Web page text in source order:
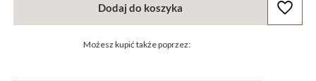
Dodaj do koszyka
Możesz kupić także poprzez: